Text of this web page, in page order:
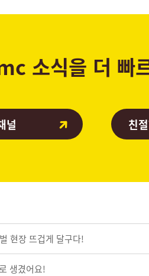
소식을 더 빠
널 친
현장 뜨겁게 달구다!
생겼어요!